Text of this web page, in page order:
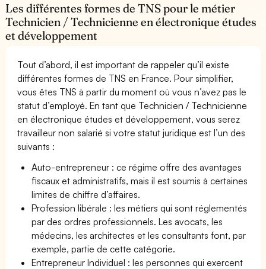
Les différentes formes de TNS pour le métier
Technicien / Technicienne en électronique études
et développement
Tout d’abord, il est important de rappeler qu’il existe
différentes formes de TNS en France. Pour simplifier,
vous êtes TNS à partir du moment où vous n’avez pas le
statut d’employé. En tant que Technicien / Technicienne
en électronique études et développement, vous serez
travailleur non salarié si votre statut juridique est l’un des
suivants :
Auto-entrepreneur : ce régime offre des avantages
fiscaux et administratifs, mais il est soumis à certaines
limites de chiffre d’affaires.
Profession libérale : les métiers qui sont réglementés
par des ordres professionnels. Les avocats, les
médecins, les architectes et les consultants font, par
exemple, partie de cette catégorie.
Entrepreneur Individuel : les personnes qui exercent